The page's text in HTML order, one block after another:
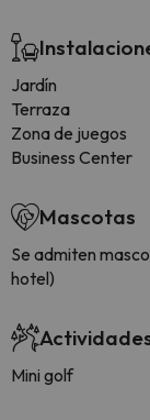
Jardín
Terraza
Zona de juegos
Business Center
Mascotas
Se admiten
hotel)
Mini golf